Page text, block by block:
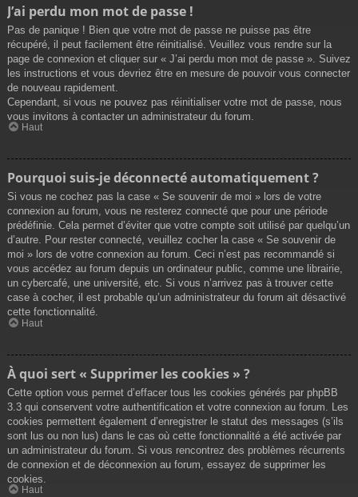
J’ai perdu mon mot de passe !
Pas de panique ! Bien que votre mot de passe ne puisse pas être
récupéré, il peut facilement être réinitialisé. Veuillez vous rendre sur la
page de connexion et cliquer sur « J’ai perdu mon mot de passe ». Suivez
les instructions et vous devriez être en mesure de pouvoir vous connecter
de nouveau rapidement.
Cependant, si vous ne pouvez pas réinitialiser votre mot de passe, nous
vous invitons à contacter un administrateur du forum.
Haut
Pourquoi suis-je déconnecté automatiquement ?
Si vous ne cochez pas la case « Se souvenir de moi » lors de votre
connexion au forum, vous ne resterez connecté que pour une période
prédéfinie. Cela permet d’éviter que votre compte soit utilisé par quelqu’un
d’autre. Pour rester connecté, veuillez cocher la case « Se souvenir de
moi » lors de votre connexion au forum. Ceci n’est pas recommandé si
vous accédez au forum depuis un ordinateur public, comme une librairie,
un cybercafé, une université, etc. Si vous n’arrivez pas à trouver cette
case à cocher, il est probable qu’un administrateur du forum ait désactivé
cette fonctionnalité.
Haut
À quoi sert « Supprimer les cookies » ?
Cette option vous permet d’effacer tous les cookies générés par phpBB
3.3 qui conservent votre authentification et votre connexion au forum. Les
cookies permettent également d’enregistrer le statut des messages (s’ils
sont lus ou non lus) dans le cas où cette fonctionnalité a été activée par
un administrateur du forum. Si vous rencontrez des problèmes récurrents
de connexion et de déconnexion au forum, essayez de supprimer les
cookies.
Haut